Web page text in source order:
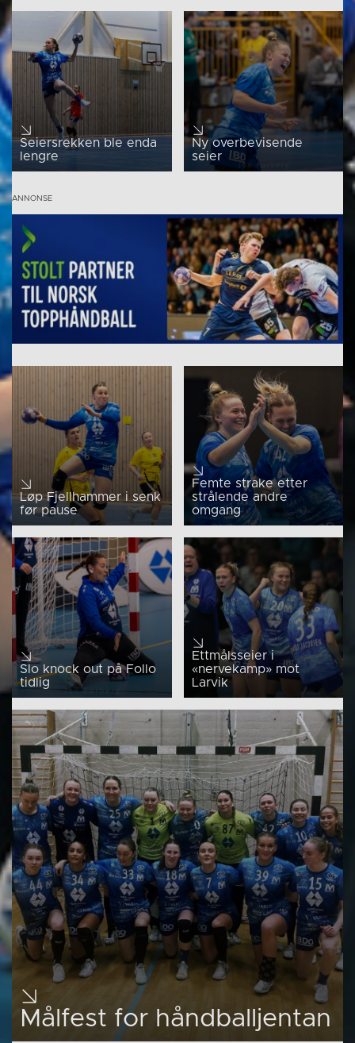
Seiersrekken ble enda
lengre
Ny overbevisende
seier
Løp Fjellhammer i senk
før pause
Femte strake etter
strålende andre
omgang
Slo knock out på Follo
tidlig
Ettmålsseier i
«nervekamp» mot
Larvik
Målfest for håndballjentan